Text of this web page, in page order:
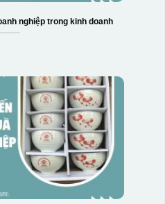
nghiệp trong kinh doanh